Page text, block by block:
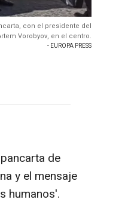
con el presidente del
Vorobyov, en el centro.
- EUROPA PRESS
de
y el mensaje
humanos'.